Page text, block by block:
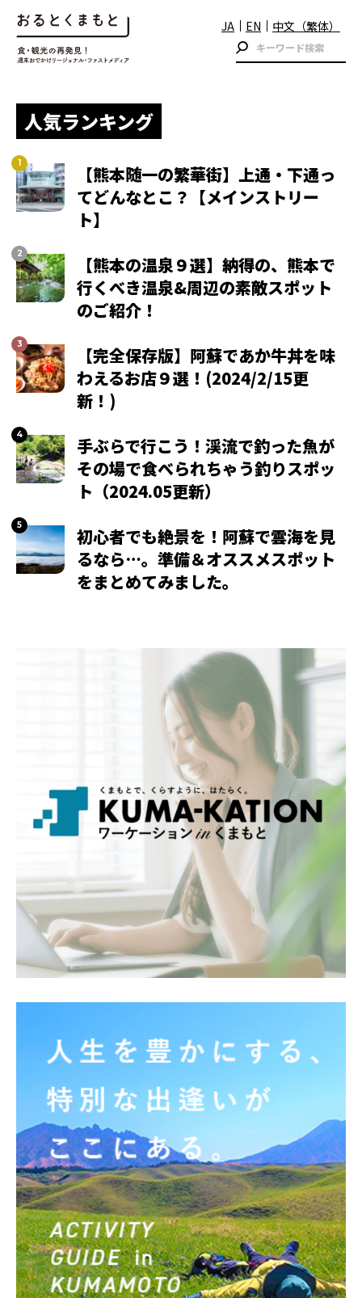
JA EN 中文（繁体）
人気ランキング
【熊本随一の繁華街】上通・下通っ
てどんなとこ？【メインストリー
ト】
【熊本の温泉９選】納得の、熊本で
行くべき温泉&周辺の素敵スポット
のご紹介！
【完全保存版】阿蘇であか牛丼を味
わえるお店９選！(2024/2/15更
新！)
手ぶらで行こう！渓流で釣った魚が
その場で食べられちゃう釣りスポッ
ト（2024.05更新）
初心者でも絶景を！阿蘇で雲海を見
るなら…。準備＆オススメスポット
をまとめてみました。